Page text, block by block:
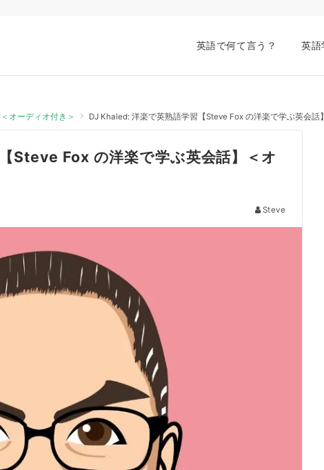
英語で何て言う？ 英語
オーディオ付き＞ DJ Khaled: 洋楽で英熟語学習【Steve Fox の洋楽で学ぶ英会話
Steve Fox の洋楽で学ぶ英会話】＜オ
Steve